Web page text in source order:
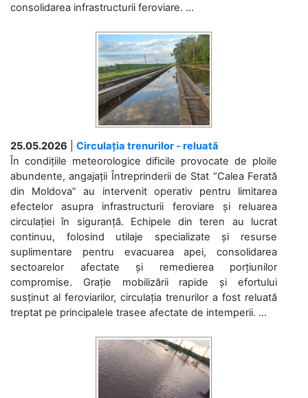
consolidarea infrastructurii feroviare. ...
25.05.2026
Circulația trenurilor - reluată
În condițiile meteorologice dificile provocate de ploile
abundente, angajații Întreprinderii de Stat “Calea Ferată
din Moldova” au intervenit operativ pentru limitarea
efectelor asupra infrastructurii feroviare și reluarea
circulației în siguranță. Echipele din teren au lucrat
continuu, folosind utilaje specializate și resurse
suplimentare pentru evacuarea apei, consolidarea
sectoarelor afectate și remedierea porțiunilor
compromise. Grație mobilizării rapide și efortului
susținut al feroviarilor, circulația trenurilor a fost reluată
treptat pe principalele trasee afectate de intemperii. ...